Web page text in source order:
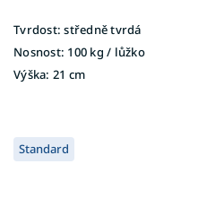
Tvrdost: středně tvrdá
Nosnost: 100 kg ​​​​​/ lůžko
Výška: 21 cm
Standard